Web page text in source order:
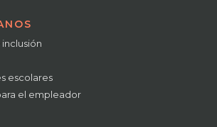
escolares
el empleador